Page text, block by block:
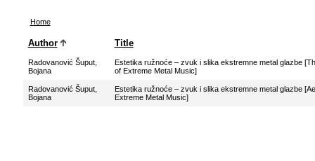
Home
Author Title
Radovanović Šuput,
Bojana
Estetika ružnoće – zvuk i slika ekstremne metal glazbe
of Extreme Metal Music]
Radovanović Šuput,
Bojana
Estetika ružnoće – zvuk i slika ekstremne metal glazbe
Extreme Metal Music]